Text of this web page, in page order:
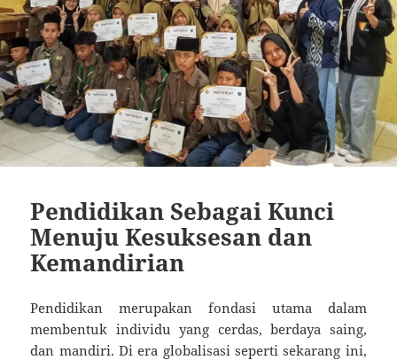
Pendidikan Sebagai Kunci
Menuju Kesuksesan dan
Kemandirian
Pendidikan merupakan fondasi utama dalam
membentuk individu yang cerdas, berdaya saing,
dan mandiri. Di era globalisasi seperti sekarang ini,